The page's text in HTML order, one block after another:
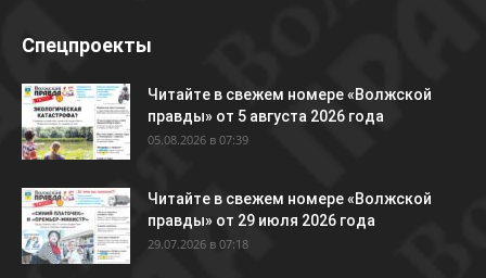
Спецпроекты
Читайте в свежем номере «Волжской
правды» от 5 августа 2026 года
05.08.2026 в 07:39
Читайте в свежем номере «Волжской
правды» от 29 июля 2026 года
29.07.2026 в 07:18